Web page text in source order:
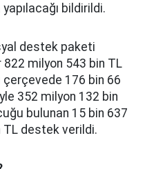
bildirildi.
destek paketi
milyon 543 bin TL
çerçevede 176 bin 66
352 milyon 132 bin
bulunan 15 bin 637
TL destek verildi.